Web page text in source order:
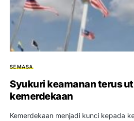
SEMASA
Syukuri keamanan terus
kemerdekaan
Kemerdekaan menjadi kunci kepada